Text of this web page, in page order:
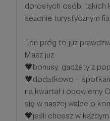
dorosłych osób. takich
sezonie turystycznym
Ten próg to już
Masz już
🧡bonusy, gadżety z
🧡dodatkowo –
na kwartał i opowiemy
się w naszej walce o
🧡jeśli chcesz w